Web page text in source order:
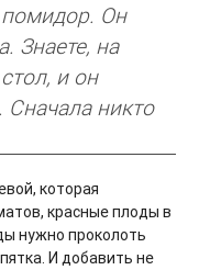
Он
Знаете, на
и он
Сначала никто
которая
красные плоды в
нужно проколоть
И добавить не